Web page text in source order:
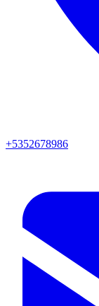
+5352678986